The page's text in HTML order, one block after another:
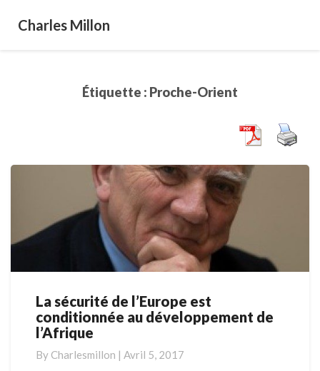
Charles Millon
Étiquette : Proche-Orient
La
sécurité
de
est
La sécurité de l’Europe est
conditionnée au développement de
l’Afrique
By Charlesmillon | Avril 5, 2017